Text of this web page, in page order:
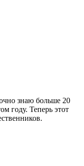
знаю больше 20
году. Теперь этот